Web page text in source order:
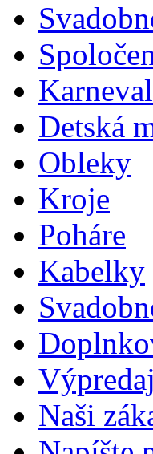
Detská
Obleky
Kroje
Poháre
Kabelky
Naši